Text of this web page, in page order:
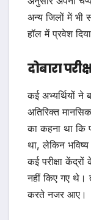
अन्य जिलों में भी
हॉल में प्रवेश
दोबारा
कई अभ्यर्थियों ने
अतिरिक्त
का कहना था कि
था, लेकिन
कई परीक्षा केंद्रों
नहीं किए गए थे।
करते नजर आए।